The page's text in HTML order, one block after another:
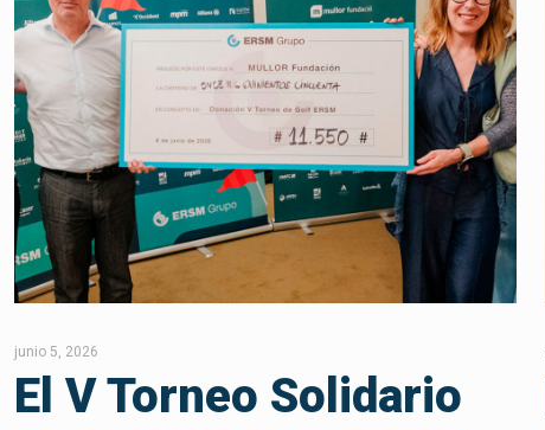
junio 5, 2026
El V Torneo Solidario